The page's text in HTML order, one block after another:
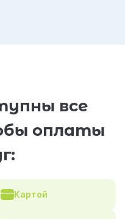
все
оплаты
Картой